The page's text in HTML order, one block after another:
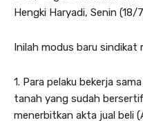
Hengki Haryadi, Senin (18/
Inilah modus baru sindikat
1. Para pelaku bekerja
tanah yang sudah
menerbitkan akta jual beli